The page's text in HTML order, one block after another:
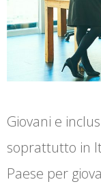
Giovani e
soprattutto in
Paese per